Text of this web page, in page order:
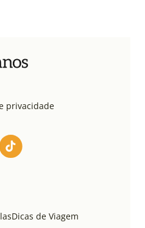
privacidade
Dicas de Viagem